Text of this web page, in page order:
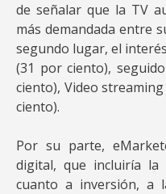
de señalar que la TV
más demandada entre
segundo lugar, el
(31 por ciento),
ciento), Video
ciento).
Por su parte,
digital, que incluiría la
cuanto a inversión, a